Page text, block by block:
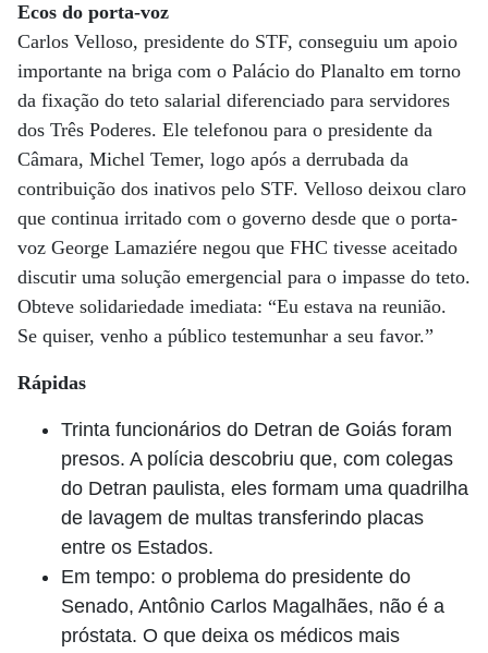
Ecos do porta-voz
Carlos Velloso, presidente do STF, conseguiu um apoio
importante na briga com o Palácio do Planalto em torno
da fixação do teto salarial diferenciado para servidores
dos Três Poderes. Ele telefonou para o presidente da
Câmara, Michel Temer, logo após a derrubada da
contribuição dos inativos pelo STF. Velloso deixou claro
que continua irritado com o governo desde que o porta-
voz George Lamaziére negou que FHC tivesse aceitado
discutir uma solução emergencial para o impasse do teto.
Obteve solidariedade imediata: “Eu estava na reunião.
Se quiser, venho a público testemunhar a seu favor.”
Rápidas
Trinta funcionários do Detran de Goiás foram
presos. A polícia descobriu que, com colegas
do Detran paulista, eles formam uma quadrilha
de lavagem de multas transferindo placas
entre os Estados.
Em tempo: o problema do presidente do
Senado, Antônio Carlos Magalhães, não é a
próstata. O que deixa os médicos mais